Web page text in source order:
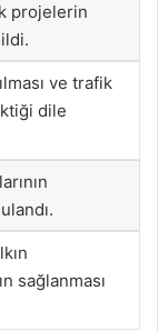
projelerin
ve trafik
dile
sağlanması